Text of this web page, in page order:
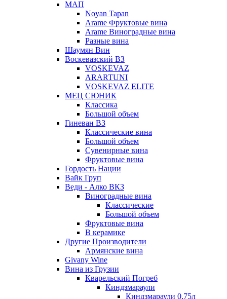
МАП
Noyan Tapan
Arame Фруктовые вина
Arame Виноградные вина
Разные вина
Шаумян Вин
Воскевазский ВЗ
VOSKEVAZ
ARARTUNI
VOSKEVAZ ELITE
МЕЦ СЮНИК
Классика
Большой объем
Гиневан ВЗ
Классические вина
Большой объем
Сувенирные вина
Фруктовые вина
Гордость Нации
Вайк Груп
Веди - Алко ВКЗ
Виноградные вина
Классические
Большой объем
Фруктовые вина
В керамике
Другие Производители
Армянские вина
Givany Wine
Вина из Грузии
Кварельский Погреб
Киндзмараули
Киндзмараули 0,75л